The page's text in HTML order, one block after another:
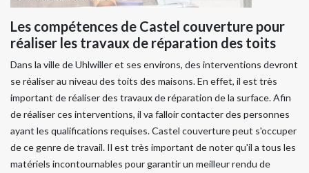
Les compétences de Castel couverture pour
réaliser les travaux de réparation des toits
Dans la ville de Uhlwiller et ses environs, des interventions devront
se réaliser au niveau des toits des maisons. En effet, il est très
important de réaliser des travaux de réparation de la surface. Afin
de réaliser ces interventions, il va falloir contacter des personnes
ayant les qualifications requises. Castel couverture peut s'occuper
de ce genre de travail. Il est très important de noter qu'il a tous les
matériels incontournables pour garantir un meilleur rendu de